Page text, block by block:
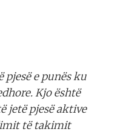
pjesë e punës ku
Kjo është
jetë pjesë aktive
të takimit